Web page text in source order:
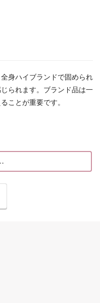
身ハイブランドで固められ
られます。ブランド品は一
ことが重要です。